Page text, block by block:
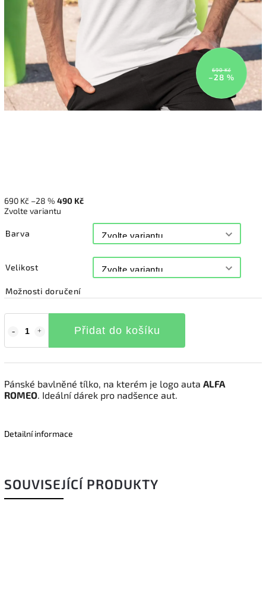
690 Kč
–28 %
690 Kč –28 % 490 Kč
Zvolte variantu
Barva
Velikost
Možnosti doručení
Přidat do košíku
Pánské bavlněné tílko, na kterém je logo auta ALFA
ROMEO. Ideální dárek pro nadšence aut.
Detailní informace
SOUVISEJÍCÍ PRODUKTY